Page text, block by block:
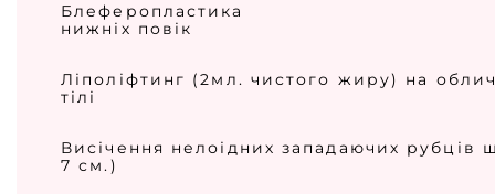
Блеферопластика
нижніх повік
Ліполіфтинг (2мл. чистого жиру) на
тілі
Висічення нелоідних западаючих рубців
7 см.)